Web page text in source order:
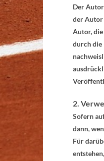
Der
der Autor
Autor,
durch die
2.
Sofern
dann,
Für